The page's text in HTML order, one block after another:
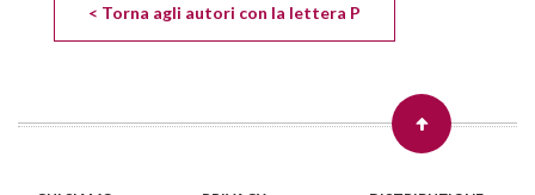
< Torna agli autori con la lettera P